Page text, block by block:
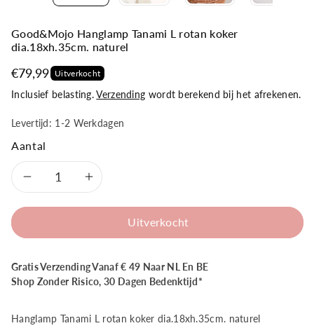
Good&Mojo Hanglamp Tanami L rotan koker
dia.18xh.35cm. naturel
€79,99 Uitverkocht
Inclusief belasting.Verzending wordt berekend bij het afrekenen.
Levertijd: 1-2 Werkdagen
Aantal
Aantal
Good&amp;Mojo
Hanglamp
Aantal
verhogen
Good&amp;Mojo
Hanglamp
Uitverkocht
Gratis Verzending Vanaf € 49 Naar NL En BE
Shop Zonder Risico, 30 Dagen Bedenktijd*
Hanglamp Tanami L rotan koker dia.18xh.35cm. naturel